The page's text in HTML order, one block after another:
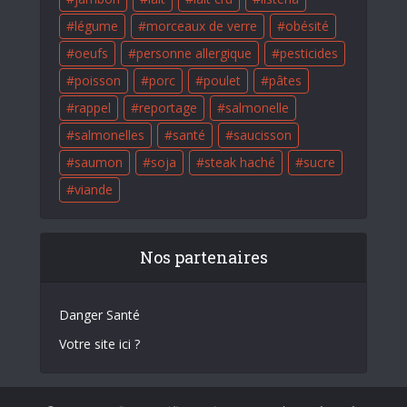
légume
morceaux de verre
obésité
oeufs
personne allergique
pesticides
poisson
porc poulet
pâtes
rappel
reportage
salmonelle
salmonelles
santé
saucisson
saumon
soja steak haché
sucre
viande
Nos partenaires
Danger Santé
Votre site ici ?